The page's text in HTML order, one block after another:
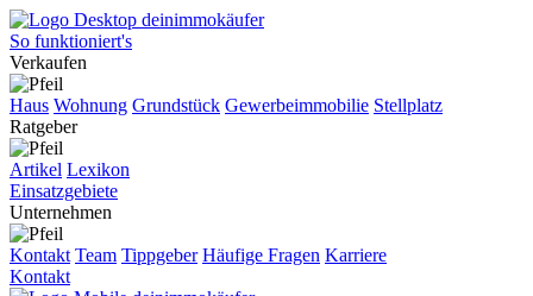
So funktioniert's
Verkaufen
Haus Wohnung Grundstück Gewerbeimmobilie Stellplatz
Ratgeber
Artikel Lexikon
Einsatzgebiete
Unternehmen
Kontakt Team Tippgeber Häufige Fragen Karriere
Kontakt